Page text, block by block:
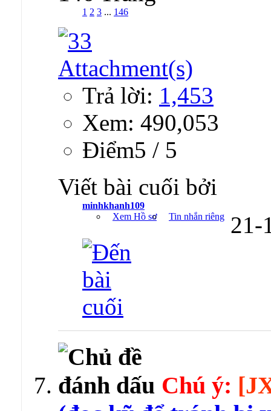
1 2 3 ... 146
Trả lời: 1,453
Xem: 490,053
Ðiểm5 / 5
Viết bài cuối bởi
minhkhanh109
Xem Hồ sơ
Tin nhắn riêng 21-
Chú ý: